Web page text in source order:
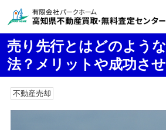
売り先行とはどのよう
法？メリットや成功さ
不動産売却